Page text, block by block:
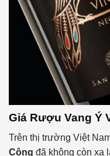
Giá Rượu Vang Ý
Trên thị trường Việt
Công đã không còn xa